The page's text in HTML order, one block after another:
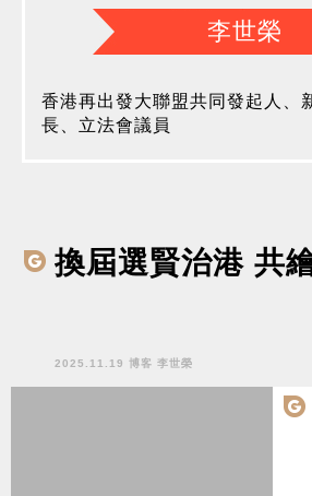
李世榮
香港再出發大聯盟共同發起人、
長、立法會議員
換屆選賢治港 共
2025.11.19 博客 李世榮